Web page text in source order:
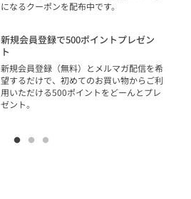
になるクーポンを配布中です。
新規会員登録で500ポイントプレゼン
ト
新規会員登録（無料）とメルマガ配信を希
望するだけで、初めてのお買い物からご利
用いただける500ポイントをどーんとプレ
ゼント。